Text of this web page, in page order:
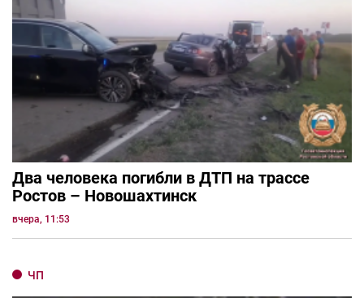
Два человека погибли в ДТП на трассе
Ростов – Новошахтинск
вчера, 11:53
ЧП